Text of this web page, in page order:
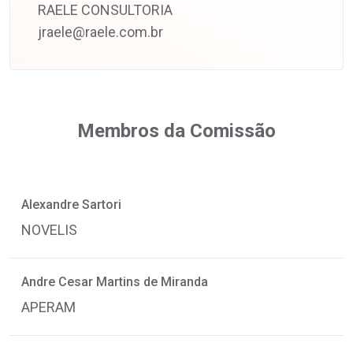
RAELE CONSULTORIA
jraele@raele.com.br
Membros da Comissão
Alexandre Sartori
NOVELIS
Andre Cesar Martins de Miranda
APERAM